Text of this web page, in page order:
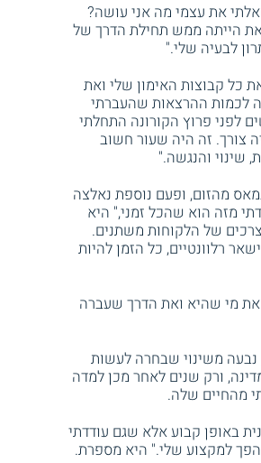
את עצמי מה אני עושה?
הייתה ממש תחילת הדרך של
לבעיה שלי."
כל קבוצות האימון שלי ואת
לכמות ההרצאות שהעברתי
לפני פרוץ הקורונה התחלתי
צורך. זה היה שעור חשוב
והנגשה."
מהזום, ופעם נוספת נאלצה
מזה הוא שהכל זמני," היא
של הלקוחות משתנים.
רלוונטיים, כל הזמן להיות
את מי שהיא ואת הדרך שעברה
משינוי שבחרה לעשות
ורק שנים לאחר מכן למדה
מהחיים שלה.
באופן קבוע אלא שגם עודדתי
למקצוע שלי." היא מספרת.